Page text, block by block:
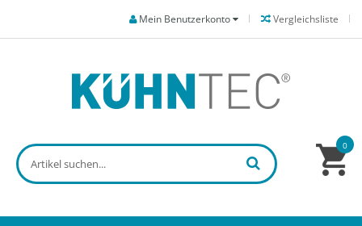
Vergleichsliste
Mein Benutzerkonto
0